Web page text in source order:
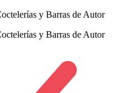
y Barras de Autor
y Barras de Autor